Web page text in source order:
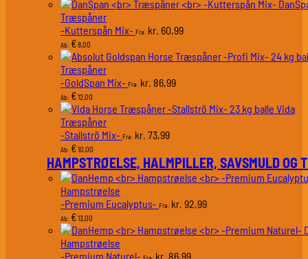
Træspåner
-Kutterspån Mix- Fra: kr. 60,99
Ab: €8,00
Træspåner
-GoldSpan Mix- Fra: kr. 86,99
Ab: €12,00
Vida
Træspåner
-Stallströ Mix- Fra: kr. 73,99
Ab: €10,00
HAMPSTRØELSE, HALMPILLER, SAVSMULD OG
Hampstrøelse
-Premium Eucalyptus- Fra: kr. 92,99
Ab: €13,00
Hampstrøelse
-Premium Naturel-
kr. 86,99